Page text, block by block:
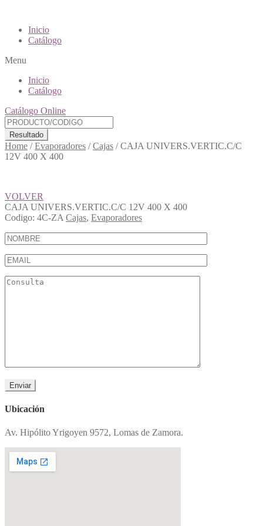
Inicio
Catálogo
Menu
Inicio
Catálogo
Catálogo Online
Resultado
Home /Evaporadores /Cajas /CAJA UNIVERS.VERTIC.C/C
12V 400 X 400
VOLVER
CAJA UNIVERS.VERTIC.C/C 12V 400 X 400
Codigo: 4C-ZA Cajas, Evaporadores
Ubicación
Av. Hipólito Yrigoyen 9572, Lomas de Zamora.